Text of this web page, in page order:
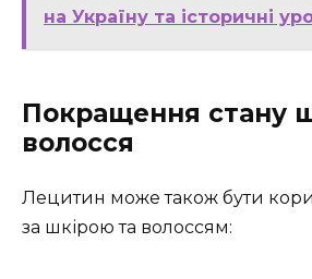
на Україну та історичні
Покращення стану
волосся
Лецитин може також бути
за шкірою та волоссям: